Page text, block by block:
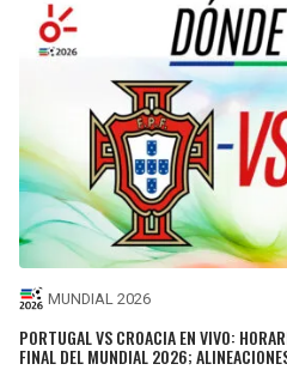
MUNDIAL 2026
PORTUGAL VS CROACIA EN VIVO:
FINAL DEL MUNDIAL 2026;